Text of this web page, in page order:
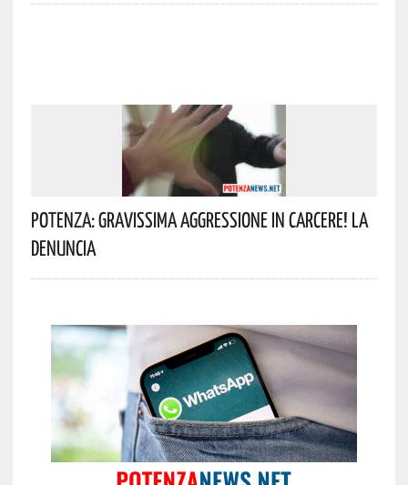
Potenza: Gravissima Aggressione In Carcere! La
Denuncia